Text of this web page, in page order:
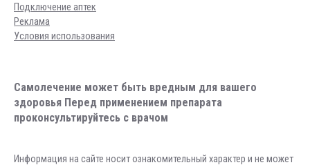
Подключение аптек
Реклама
Условия использования
Самолечение может быть вредным для вашего
здоровья Перед применением препарата
проконсультируйтесь с врачом
Информация на сайте носит ознакомительный характер и не может